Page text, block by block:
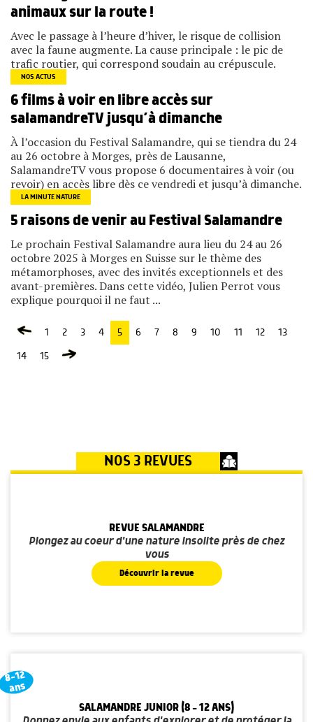
animaux sur la route !
Avec le passage à l’heure d’hiver, le risque de collision
avec la faune augmente. La cause principale : le pic de
trafic routier, qui correspond soudain au crépuscule.
NOS ACTUS
6 films à voir en libre accès sur
salamandreTV jusqu’à dimanche
À l’occasion du Festival Salamandre, qui se tiendra du 24
au 26 octobre à Morges, près de Lausanne,
SalamandreTV vous propose 6 documentaires à voir (ou
revoir) en accès libre dès ce vendredi et jusqu’à dimanche.
LA MINUTE NATURE
5 raisons de venir au Festival Salamandre
Le prochain Festival Salamandre aura lieu du 24 au 26
octobre 2025 à Morges en Suisse sur le thème des
métamorphoses, avec des invités exceptionnels et des
avant-premières. Dans cette vidéo, Julien Perrot vous
explique pourquoi il ne faut ...
1 2 3 4 5 6 7 8 9 10 11 12 13
14 15
NOS 3 REVUES
REVUE SALAMANDRE
Plongez au coeur d'une nature insolite près de chez
vous
Découvrir la revue
8-12
ans
SALAMANDRE JUNIOR (8 - 12 ANS)